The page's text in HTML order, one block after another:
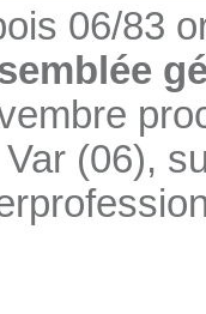
06/83
(06),